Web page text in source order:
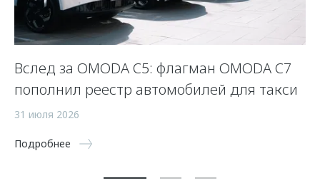
Вслед за OMODA C5: флагман OMODA C7
пополнил реестр автомобилей для такси
31 июля 2026
Подробнее